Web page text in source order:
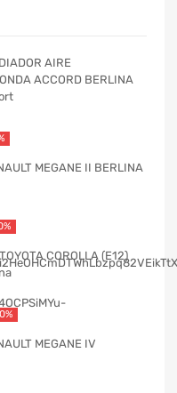
AIRE
ACCORD BERLINA
MEGANE II BERLINA
COROLLA (E12)
MEGANE IV